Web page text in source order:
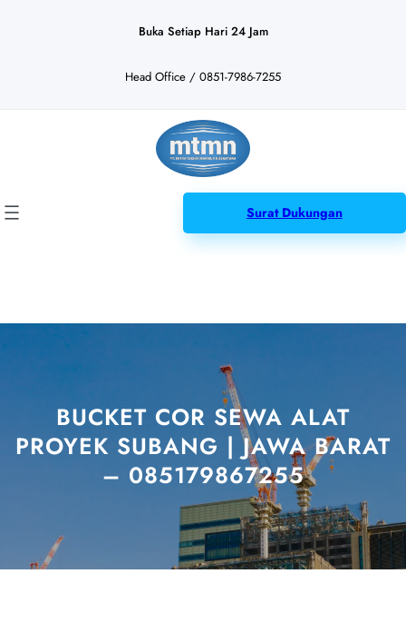
Buka Setiap Hari 24 Jam
Head Office / 0851-7986-7255
Surat Dukungan
BUCKET COR SEWA ALAT
PROYEK SUBANG | JAWA BARAT
– 085179867255